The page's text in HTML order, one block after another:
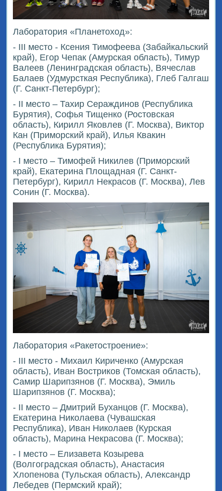
Лаборатория «Планетоход»:
- III место - Ксения Тимофеева (Забайкальский
край), Егор Чепак (Амурская область), Тимур
Валеев (Ленинградская область), Вячеслав
Балаев (Удмурсткая Республика), Глеб Галгаш
(Г. Санкт-Петербург);
- II место – Тахир Сераждинов (Республика
Бурятия), Софья Тищенко (Ростовская
область), Кирилл Яковлев (Г. Москва), Виктор
Кан (Приморский край), Илья Квакин
(Республика Бурятия);
- I место – Тимофей Никилев (Приморский
край), Екатерина Площадная (Г. Санкт-
Петербург), Кирилл Некрасов (Г. Москва), Лев
Сонин (Г. Москва).
Лаборатория «Ракетостроение»:
- III место - Михаил Кириченко (Амурская
область), Иван Востриков (Томская область),
Самир Шарипзянов (Г. Москва), Эмиль
Шарипзянов (Г. Москва);
- II место – Дмитрий Буханцов (Г. Москва),
Екатерина Николаева (Чувашская
Республика), Иван Николаев (Курская
область), Марина Некрасова (Г. Москва);
- I место – Елизавета Козырева
(Волгоградская область), Анастасия
Хлопенова (Тульская область), Александр
Лебедев (Пермский край);